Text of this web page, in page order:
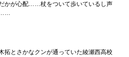
かが心配……杖をついて歩いているし声
……
拓とさかなクンが通っていた綾瀬西高校